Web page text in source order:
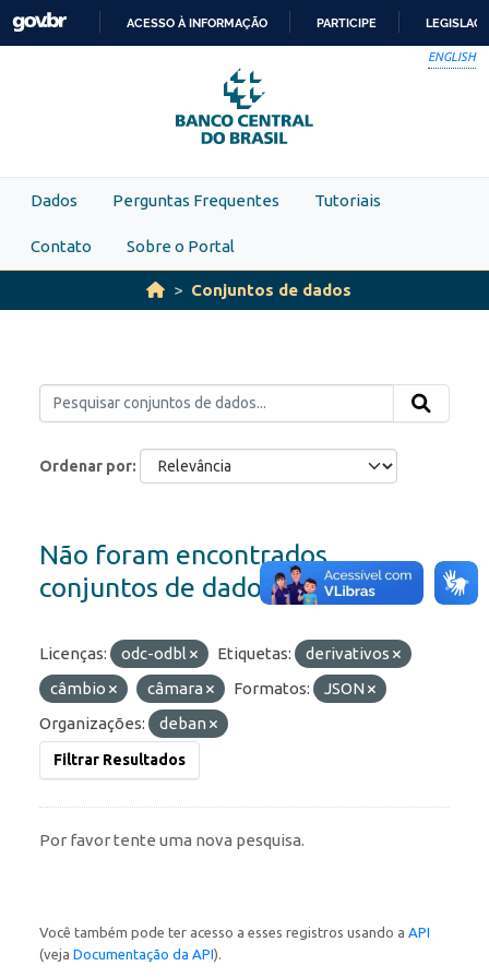
Skip to main content
PARA
O
CONTEÚDO
ACESSO À INFORMAÇÃO PARTICIPE
ENGLISH
Dados Perguntas Frequentes Tutoriais
Contato Sobre o Portal
Conjuntos de dados
Ordenar por
Não foram encontrados
conjuntos de dados
Licenças: odc-odbl Etiquetas:
derivativos
câmbio
câmara Formatos:
JSON
Organizações:
deban
Filtrar Resultados
Por favor tente uma nova pesquisa.
Você também pode ter acesso a esses registros usando a API
(veja Documentação da API).